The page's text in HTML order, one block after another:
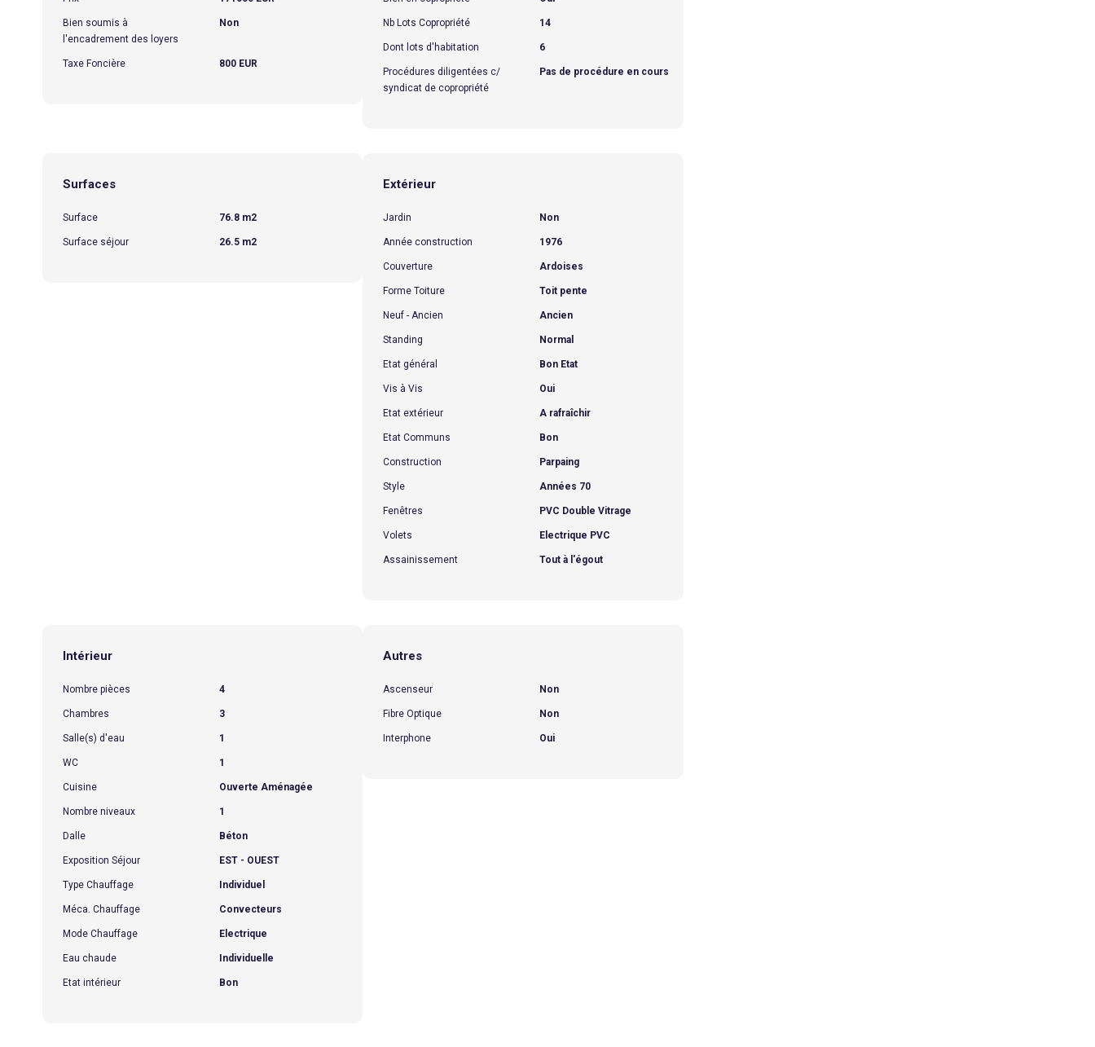
Bien soumis à
l'encadrement des loyers
Non
Taxe Foncière 800 EUR
Nb Lots Copropriété 14
Dont lots d'habitation 6
Procédures diligentées c/
syndicat de copropriété
Pas de procédure en cours
Surfaces
Surface 76.8 m2
Surface séjour 26.5 m2
Extérieur
Jardin Non
Année construction 1976
Couverture Ardoises
Forme Toiture Toit pente
Neuf - Ancien Ancien
Standing Normal
Etat général Bon Etat
Vis à Vis Oui
Etat extérieur A rafraîchir
Etat Communs Bon
Construction Parpaing
Style Années 70
Fenêtres PVC Double Vitrage
Volets Electrique PVC
Assainissement Tout à l'égout
Intérieur
Nombre pièces 4
Chambres 3
Salle(s) d'eau 1
WC 1
Cuisine Ouverte Aménagée
Nombre niveaux 1
Dalle Béton
Exposition Séjour EST - OUEST
Type Chauffage Individuel
Méca. Chauffage Convecteurs
Mode Chauffage Electrique
Eau chaude Individuelle
Etat intérieur Bon
Autres
Ascenseur Non
Fibre Optique Non
Interphone Oui